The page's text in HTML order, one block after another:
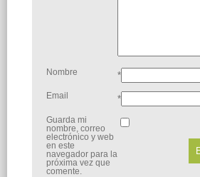
Nombre *
Email *
Guarda mi
nombre, correo
electrónico y web
en este
navegador para la
próxima vez que
comente.